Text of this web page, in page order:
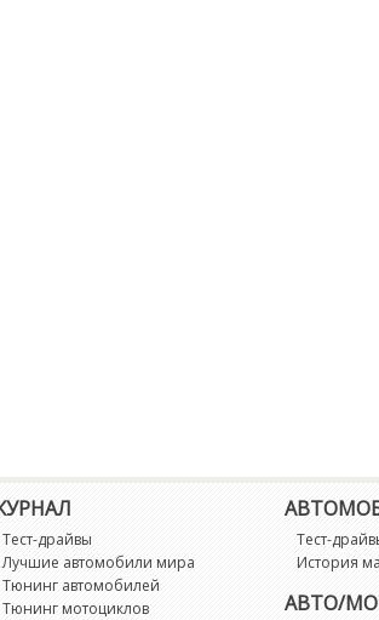
Тест-драйвы
Лучшие автомобили мира
Тюнинг автомобилей
Тюнинг мотоциклов
Тест-
История
АВТО/